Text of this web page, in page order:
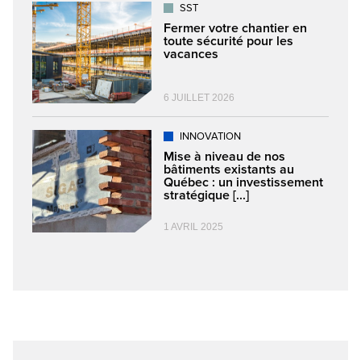
SST
Fermer votre chantier en
toute sécurité pour les
vacances
6 JUILLET 2026
INNOVATION
Mise à niveau de nos
bâtiments existants au
Québec : un investissement
stratégique [...]
1 AVRIL 2025